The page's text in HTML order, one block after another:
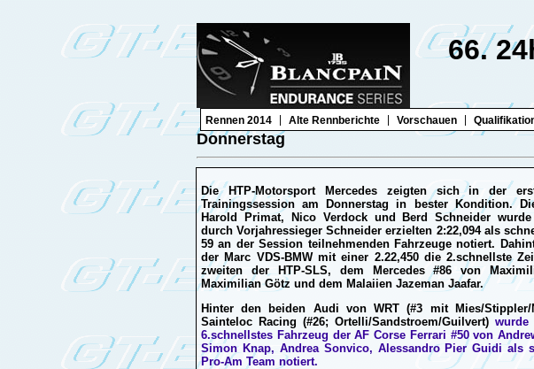
66.
Rennen 2014 Alte Rennberichte Vorschauen
Donnerstag
Die HTP-Motorsport Mercedes zeigten sich in der
Trainingssession am Donnerstag in bester Kondition.
Harold Primat, Nico Verdock und Berd Schneider
durch Vorjahressieger Schneider erzielten 2:22,094 als
59 an der Session teilnehmenden Fahrzeuge notiert.
der Marc VDS-BMW mit einer 2.22,450 die 2.schnellste
zweiten der HTP-SLS, dem Mercedes #86 von
Maximilian Götz und dem Malaiien Jazeman Jaafar.
Hinter den beiden Audi von WRT (#3 mit Mies/Stippler/
Sainteloc Racing (#26; Ortelli/Sandstroem/Guilvert) wurde
6.schnellstes Fahrzeug der AF Corse Ferrari #50 von
Simon Knap, Andrea Sonvico, Alessandro Pier Guidi als
Pro-Am Team notiert.